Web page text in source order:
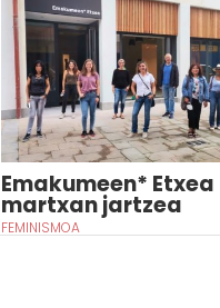
Emakumeen* Etxea
martxan jartzea
FEMINISMOA